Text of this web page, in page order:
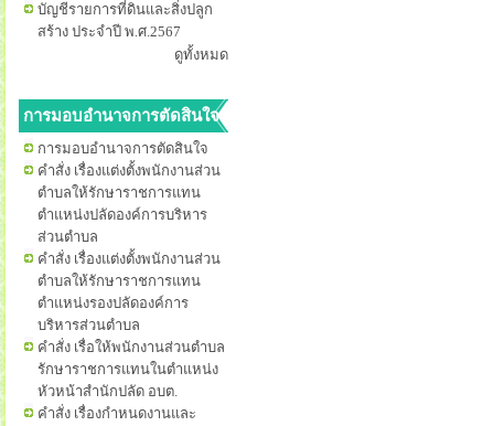
บัญชีรายการที่ดินและสิ่งปลูก
สร้าง ประจำปี พ.ศ.2567
ดูทั้งหมด
การมอบอำนาจการตัดสินใจ
การมอบอำนาจการตัดสินใจ
คำสั่ง เรื่องแต่งตั้งพนักงานส่วน
ตำบลให้รักษาราชการแทน
ตำแหน่งปลัดองค์การบริหาร
ส่วนตำบล
คำสั่ง เรื่องแต่งตั้งพนักงานส่วน
ตำบลให้รักษาราชการแทน
ตำแหน่งรองปลัดองค์การ
บริหารส่วนตำบล
คำสั่ง เรื่อให้พนักงานส่วนตำบล
รักษาราชการแทนในตำแหน่ง
หัวหน้าสำนักปลัด อบต.
คำสั่ง เรื่องกำหนดงานและ